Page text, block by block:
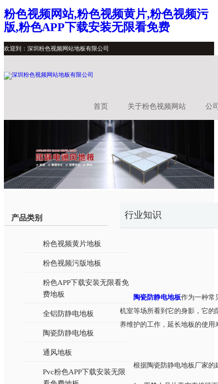
粉色视频网站,粉色视频黄片,粉色视频污
版,粉色APP下载安装无限看免费
欢迎到：深圳粉色视频网站地板有限公司
首页 关于粉色视频网站 公
产品类别
粉色视频黄片地板
粉色视频污版地板
粉色APP下载安装无限看免
费地板
全铝防静电地板
陶瓷防静电地板
通风地板
Pvc粉色APP下载安装无限
行业知识
陶瓷防静电地板作为一种常
机室等场所看到它的身影，它
养维护的工作，延长地板的使用寿
根据陶瓷防静电地板厂家的建